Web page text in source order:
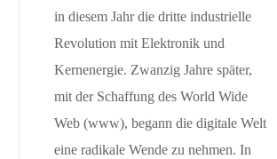
in diesem Jahr die dritte industrielle
Revolution mit Elektronik und
Kernenergie. Zwanzig Jahre später,
mit der Schaffung des World Wide
Web (www), begann die digitale Welt
eine radikale Wende zu nehmen. In